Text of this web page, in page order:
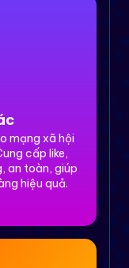
mạng xã hội
cấp like,
an toàn, giúp
hiệu quả.